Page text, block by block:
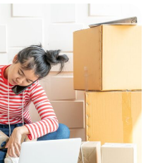
kartu kredit
& personal
terlengkap